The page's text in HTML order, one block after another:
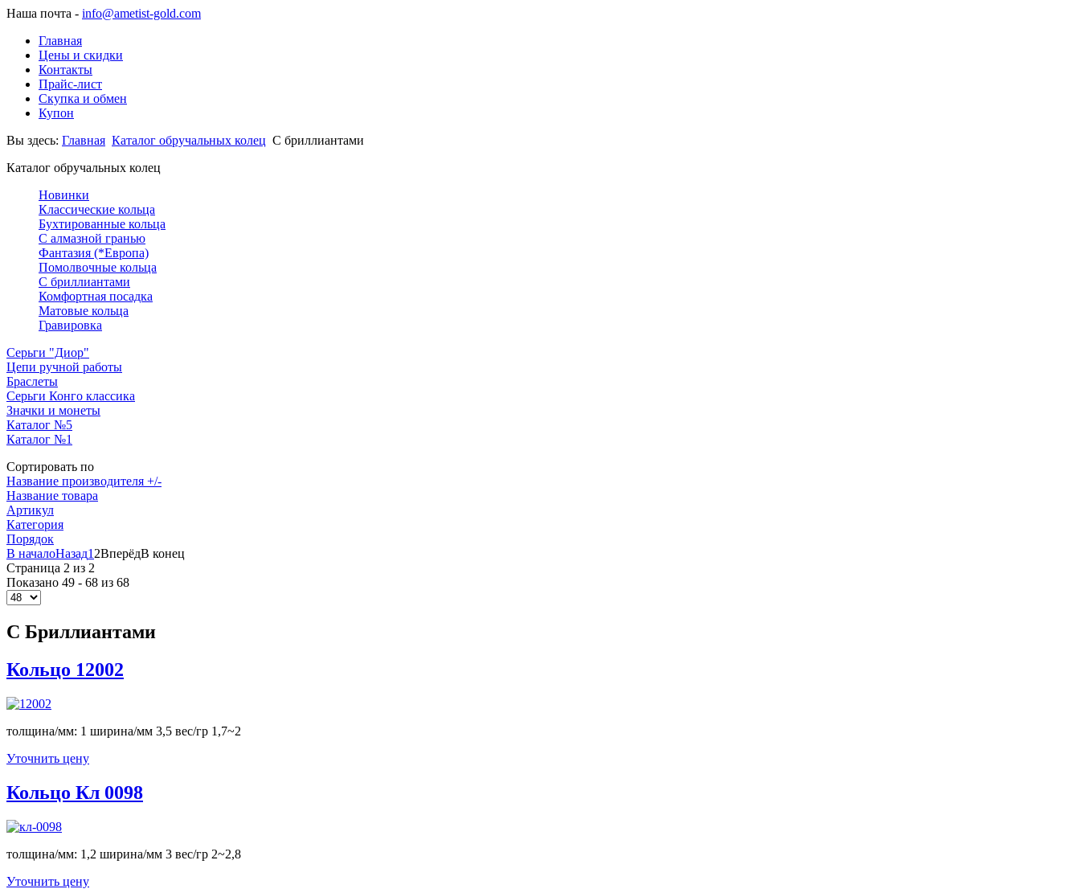
Наша почта - info@ametist-gold.com
Главная
Цены и скидки
Контакты
Прайс-лист
Скупка и обмен
Купон
Вы здесь: Главная Каталог обручальных колец С бриллиантами
Каталог обручальных колец
Новинки
Классические кольца
Бухтированные кольца
С алмазной гранью
Фантазия (*Европа)
Помолвочные кольца
С бриллиантами
Комфортная посадка
Матовые кольца
Гравировка
Серьги "Диор"
Цепи ручной работы
Браслеты
Серьги Конго классика
Значки и монеты
Каталог №5
Каталог №1
Сортировать по
Название производителя +/-
Название товара
Артикул
Категория
Порядок
В началоНазад1 2ВперёдВ конец
Страница 2 из 2
Показано 49 - 68 из 68
С Бриллиантами
Кольцо 12002
толщина/мм: 1 ширина/мм 3,5 вес/гр 1,7~2
Уточнить цену
Кольцо Кл 0098
толщина/мм: 1,2 ширина/мм 3 вес/гр 2~2,8
Уточнить цену